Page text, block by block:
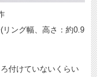
リング幅、高さ：約0.9
付けていないくらい